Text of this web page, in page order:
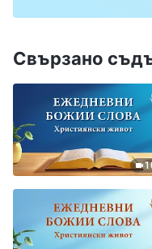
Свързано